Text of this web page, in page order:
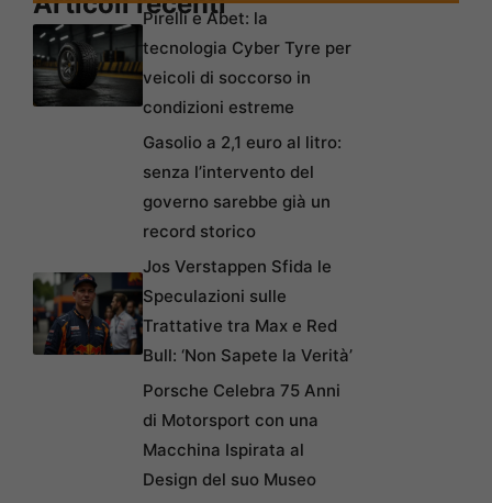
Pirelli e Abet: la
tecnologia Cyber Tyre per
veicoli di soccorso in
condizioni estreme
Gasolio a 2,1 euro al litro:
senza l’intervento del
governo sarebbe già un
record storico
Jos Verstappen Sfida le
Speculazioni sulle
Trattative tra Max e Red
Bull: ‘Non Sapete la Verità’
Porsche Celebra 75 Anni
di Motorsport con una
Macchina Ispirata al
Design del suo Museo